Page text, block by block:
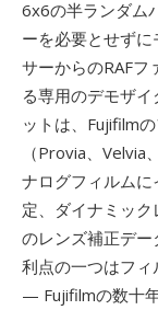
6x6の半ランダム
ーを必要とせず
サーからのRAFフ
る専用のデモザ
ットは、Fujifilm
（Provia、
ナログフィルム
定、ダイナミック
のレンズ補正デー
利点の一つはフ
— Fujifilmの数十